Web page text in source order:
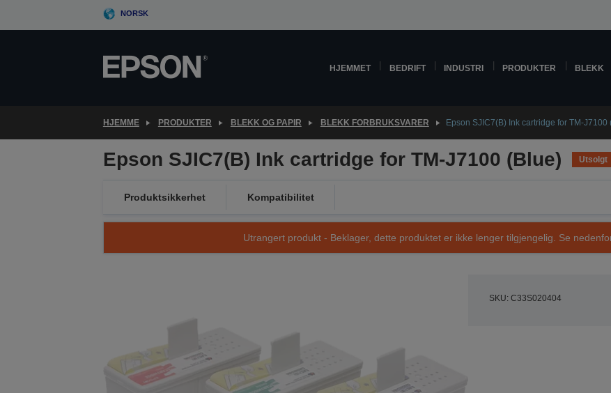
NORSK
HJEMMET BEDRIFT INDUSTRI PRODUKTER BLEKK
HJEMME PRODUKTER BLEKK OG PAPIR BLEKK FORBRUKSVARER Epson SJIC7(B) Ink cartridge for TM-J7100
Epson SJIC7(B) Ink cartridge for TM-J7100 (Blue) Utsolgt
Produktsikkerhet Kompatibilitet
Utrangert produkt - Beklager, dette produktet er ikke lenger tilgjengelig. Se
SKU: C33S020404